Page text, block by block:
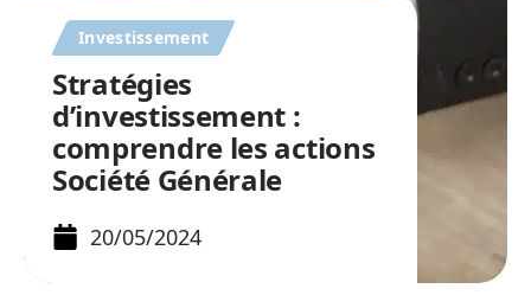
Investissement
Stratégies
d’investissement :
comprendre les actions
Société Générale
20/05/2024